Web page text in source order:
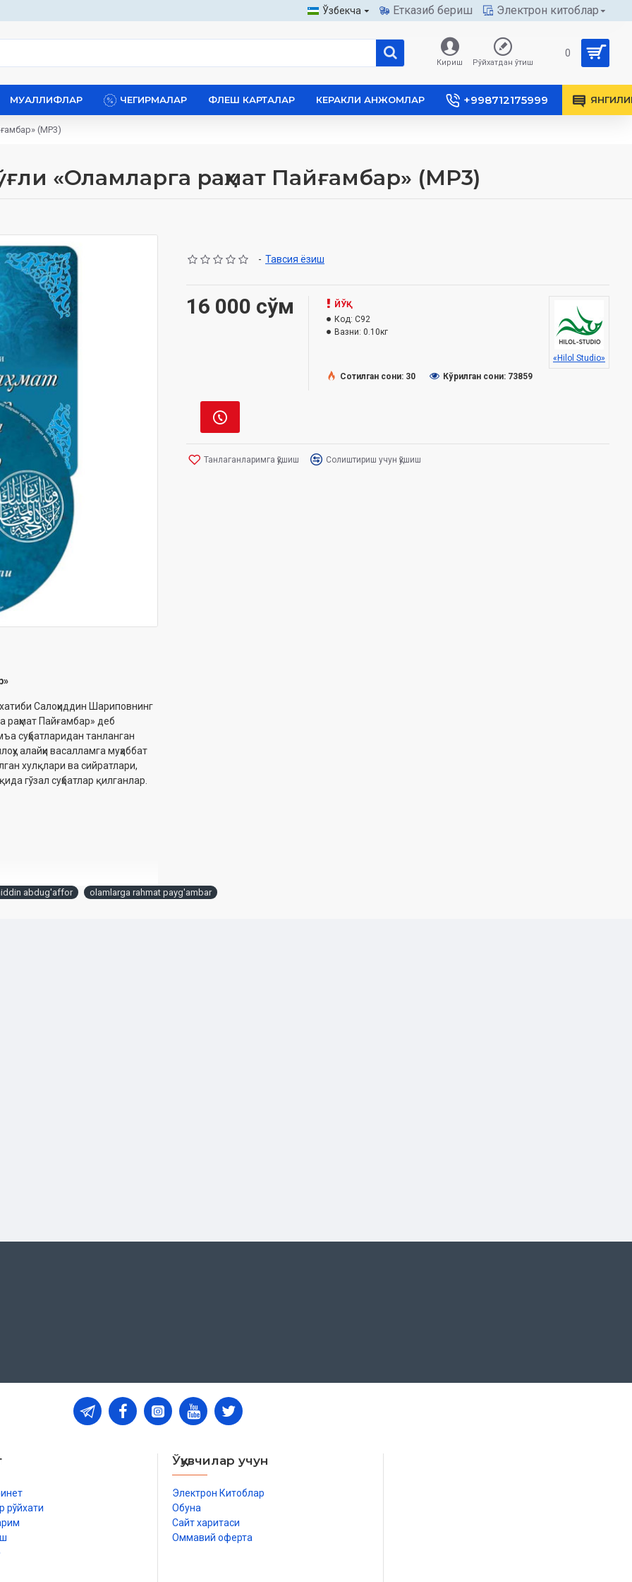
Ўзбекча Етказиб бериш Электрон китоблар
Кириш Рўйхатдан ўтиш
0
МУАЛЛИФЛАР ЧЕГИРМАЛАР ФЛЕШ КАРТАЛАР КЕРАКЛИ АНЖОМЛАР +998712175999
(МР3)
«Оламларга раҳмат Пайғамбар» (МР3)
Салоҳиддин Шариповнинг
раҳмат Пайғамбар» деб
суҳбатларидан танланган
алайҳи васалламга муҳаббат
хулқлари ва сийратлари,
гўзал суҳбатлар қилганлар.
- Тавсия ёзиш
16 000 сўм
ЙЎҚ
Код: C92
Вазни: 0.10кг
«Hilol Studio»
Сотилган сони: 30
Кўрилган сони: 73859
Танлаганларимга қўшиш Солиштириш учун қўшиш
abdug'affor olamlarga rahmat payg'ambar
рўйхати
Ўқувчилар учун
Электрон Китоблар
Обуна
Сайт харитаси
Оммавий оферта